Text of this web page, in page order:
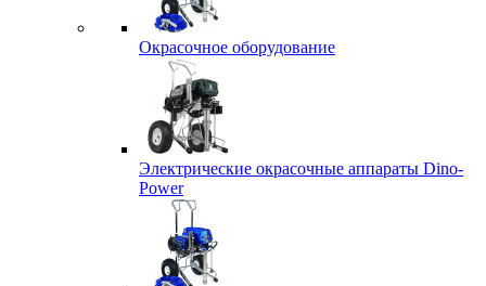
Окрасочное оборудование
Электрические окрасочные аппараты Dino-
Power